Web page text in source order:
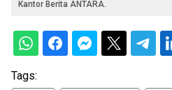
Kantor Berita ANTARA.
Tags: